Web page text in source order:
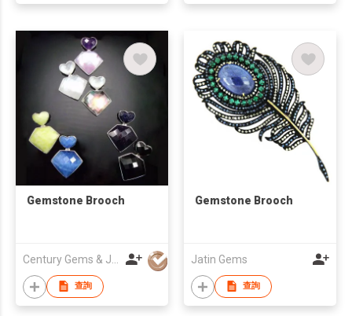
Gemstone Brooch
查詢
Gemstone Brooch
Jatin Gems
查詢